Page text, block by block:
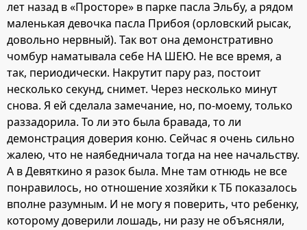
кирпичную конюшню. В этот момент маленькая Света
была уже без сознания, но никого из взрослых рядом не
было. Скорую вызвали только через полчаса, но она так
и не приехала. Прибежавшие хозяева конюшни сами
отвезли девочку в больницу. Но наутро ребенка не
стало!
Уважаемые и дорогие родители! Прежде чем отдавать
своего сына или дочь в какую-нибудь школу, убедитесь,
что у этой организации есть все соответствующие
лицензии и документы на обучение, а также, что там
работают квалифицированные специалисты, учителя и
тренеры. Если ребенок идет в клуб, где ему придется
иметь дело с животными, узнайте, есть ли
лет назад в «Просторе» в парке пасла Эльбу, а рядом
маленькая девочка пасла Прибоя (орловский рысак,
довольно нервный). Так вот она демонстративно
чомбур наматывала себе НА ШЕЮ. Не все время, а
так, периодически. Накрутит пару раз, постоит
несколько секунд, снимет. Через несколько минут
снова. Я ей сделала замечание, но, по-моему, только
раззадорила. То ли это была бравада, то ли
демонстрация доверия коню. Сейчас я очень сильно
жалею, что не наябедничала тогда на нее начальству.
А в Девяткино я разок была. Мне там отнюдь не все
понравилось, но отношение хозяйки к ТБ показалось
вполне разумным. И не могу я поверить, что ребенку,
которому доверили лошадь, ни разу не объясняли,